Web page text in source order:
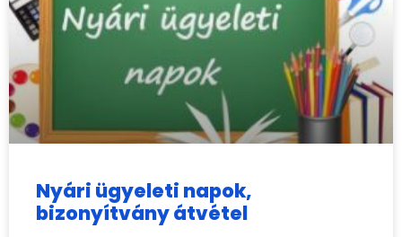
Nyári ügyeleti napok,
bizonyítvány átvétel